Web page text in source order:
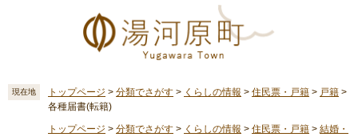
現在地 トップページ > 分類でさがす > くらしの情報 > 住民票・戸籍 > 戸籍 >
各種届書(転籍)
トップページ > 分類でさがす > くらしの情報 > 住民票・戸籍 > 結婚・